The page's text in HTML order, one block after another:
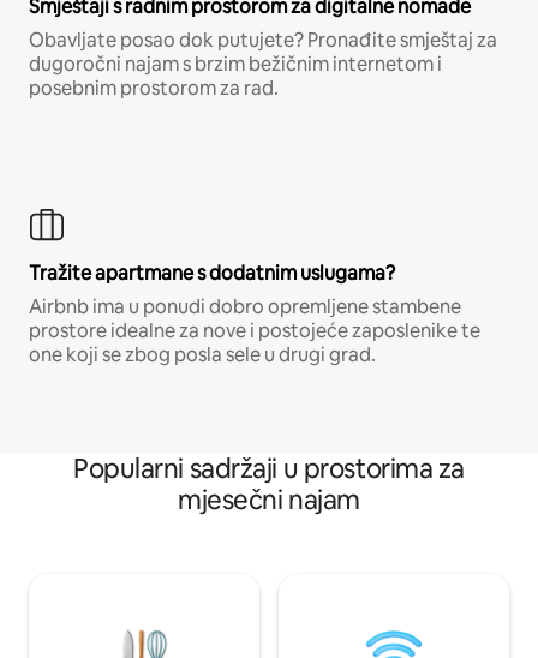
Smještaji s radnim prostorom za digitalne nomade
Obavljate posao dok putujete? Pronađite smještaj za
dugoročni najam s brzim bežičnim internetom i
posebnim prostorom za rad.
Tražite apartmane s dodatnim uslugama?
Airbnb ima u ponudi dobro opremljene stambene
prostore idealne za nove i postojeće zaposlenike te
one koji se zbog posla sele u drugi grad.
Popularni sadržaji u prostorima za
mjesečni najam